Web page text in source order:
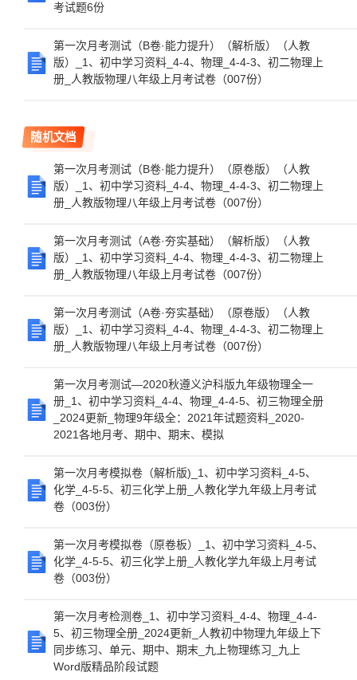
考试题6份
第一次月考测试（B卷·能力提升）（解析版）（人教
版）_1、初中学习资料_4-4、物理_4-4-3、初二物理上
册_人教版物理八年级上月考试卷（007份）
随机文档
第一次月考测试（B卷·能力提升）（原卷版）（人教
版）_1、初中学习资料_4-4、物理_4-4-3、初二物理上
册_人教版物理八年级上月考试卷（007份）
第一次月考测试（A卷·夯实基础）（解析版）（人教
版）_1、初中学习资料_4-4、物理_4-4-3、初二物理上
册_人教版物理八年级上月考试卷（007份）
第一次月考测试（A卷·夯实基础）（原卷版）（人教
版）_1、初中学习资料_4-4、物理_4-4-3、初二物理上
册_人教版物理八年级上月考试卷（007份）
第一次月考测试—2020秋遵义沪科版九年级物理全一
册_1、初中学习资料_4-4、物理_4-4-5、初三物理全册
_2024更新_物理9年级全：2021年试题资料_2020-
2021各地月考、期中、期末、模拟
第一次月考模拟卷（解析版)_1、初中学习资料_4-5、
化学_4-5-5、初三化学上册_人教化学九年级上月考试
卷（003份）
第一次月考模拟卷（原卷板）_1、初中学习资料_4-5、
化学_4-5-5、初三化学上册_人教化学九年级上月考试
卷（003份）
第一次月考检测卷_1、初中学习资料_4-4、物理_4-4-
5、初三物理全册_2024更新_人教初中物理九年级上下
同步练习、单元、期中、期末_九上物理练习_九上
Word版精品阶段试题